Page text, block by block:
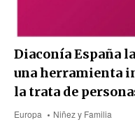
Diaconía España
una herramienta
la trata de
Europa
Niñez y Familia